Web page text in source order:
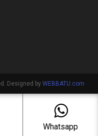
Designed by WEBBATU.com
Whatsapp